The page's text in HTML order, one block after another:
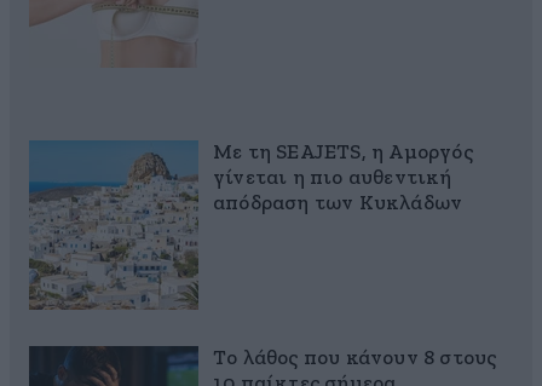
Με τη SEAJETS, η Αμοργός
γίνεται η πιο αυθεντική
απόδραση των Κυκλάδων
Το λάθος που κάνουν 8 στους